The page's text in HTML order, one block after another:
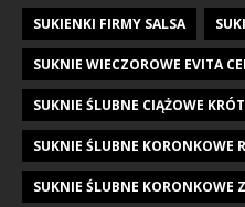
SUKIENKI FIRMY SALSA
SUKNIE WIECZOROWE EVITA
SUKNIE ŚLUBNE CIĄŻOWE
SUKNIE ŚLUBNE KORONKOWE
SUKNIE ŚLUBNE KORONKOWE